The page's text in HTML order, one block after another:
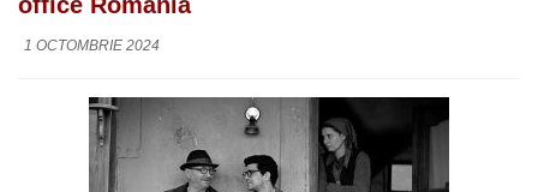
1 OCTOMBRIE 2024